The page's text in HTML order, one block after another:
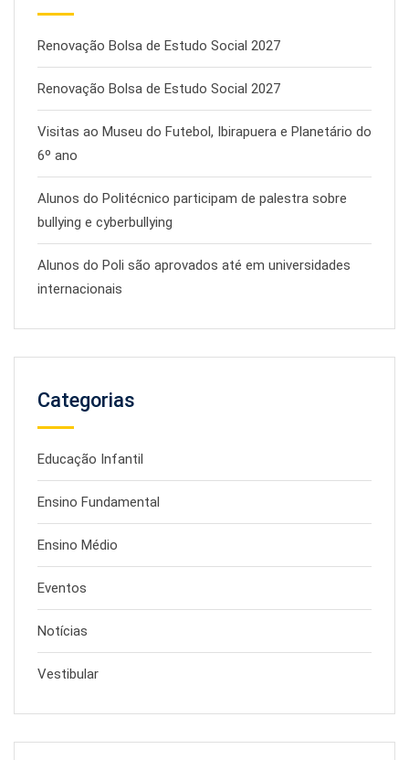
Renovação Bolsa de Estudo Social 2027
Renovação Bolsa de Estudo Social 2027
Visitas ao Museu do Futebol, Ibirapuera e Planetário do
6º ano
Alunos do Politécnico participam de palestra sobre
bullying e cyberbullying
Alunos do Poli são aprovados até em universidades
internacionais
Categorias
Educação Infantil
Ensino Fundamental
Ensino Médio
Eventos
Notícias
Vestibular